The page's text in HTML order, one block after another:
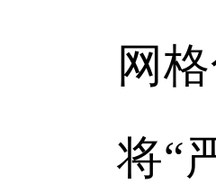
网
将“